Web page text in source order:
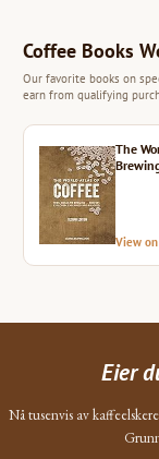
Coffee Books
Our favorite books on
earn from qualifying
The
View
Eier
Nå tusenvis av